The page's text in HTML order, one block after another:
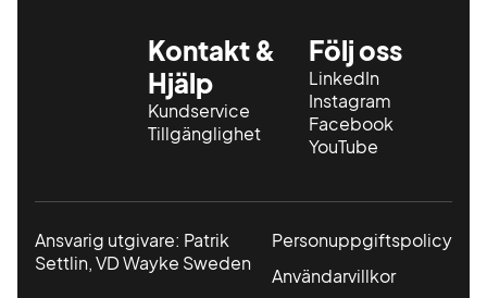
Kontakt &
Hjälp
Kundservice
Tillgänglighet
Följ oss
LinkedIn
Instagram
Facebook
YouTube
Ansvarig utgivare: Patrik
Settlin, VD Wayke Sweden
Personuppgiftspolicy
Användarvillkor